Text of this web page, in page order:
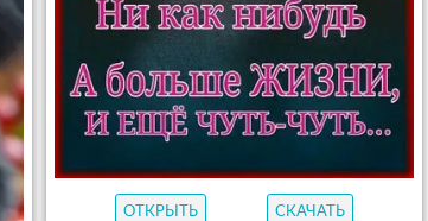
ОТКРЫТЬ СКАЧАТЬ